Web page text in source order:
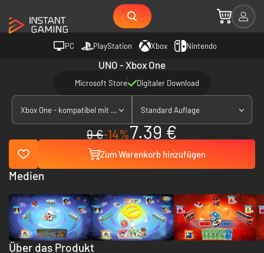
PC PlayStation Xbox Nintendo
UNO - Xbox One
Microsoft Store Digitaler Download
Xbox One - kompatibel mit Xbox Series X|S Standard Auflage
9 €-14%7.39 €
Zum Warenkorb hinzufügen
Über das Produkt
Medien